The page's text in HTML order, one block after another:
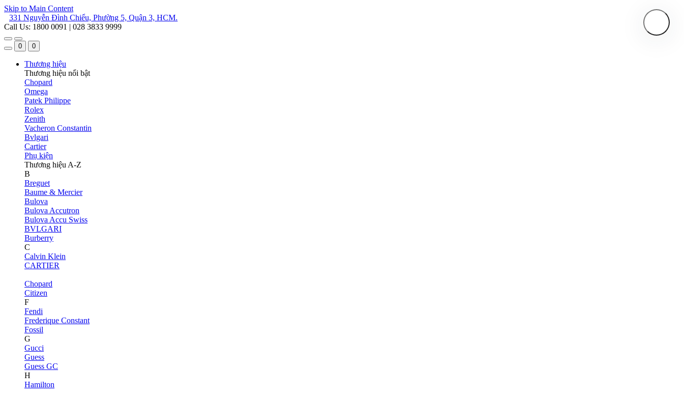
Skip to Main Content
331 Nguyễn Đình Chiểu, Phường 5, Quận 3, HCM.
Call Us: 1800 0091 | 028 3833 9999
0 0
Thương hiệu
Thương hiệu nổi bật
Chopard
Omega
Patek Philippe
Rolex
Zenith
Vacheron Constantin
Bvlgari
Cartier
Phụ kiện
Thương hiệu A-Z
B
Breguet
Baume & Mercier
Bulova
Bulova Accutron
Bulova Accu Swiss
BVLGARI
Burberry
C
Calvin Klein
CARTIER
Chopard
Citizen
F
Fendi
Frederique Constant
Fossil
G
Gucci
Guess
Guess GC
H
Hamilton